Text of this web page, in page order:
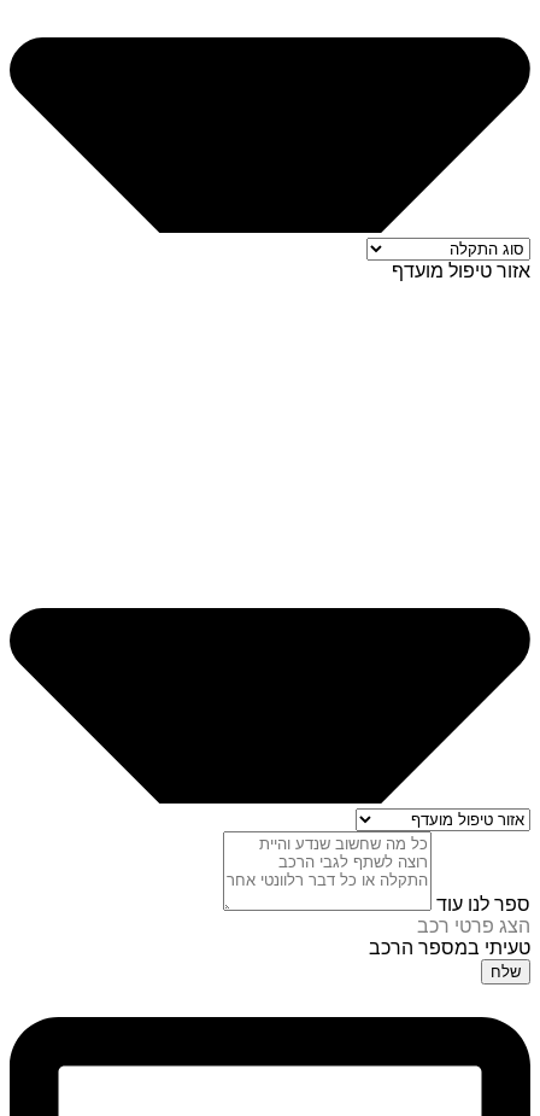
אזור טיפול מועדף
ספר לנו עוד
הצג פרטי רכב
טעיתי במספר הרכב
שלח